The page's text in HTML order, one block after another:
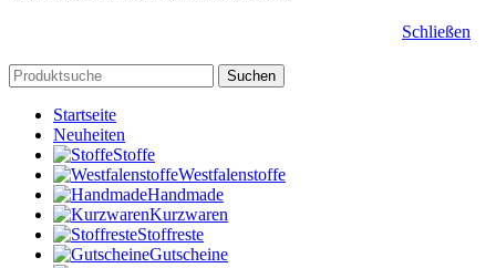
Schließen
Suchen
Startseite
Neuheiten
Stoffe
Westfalenstoffe
Handmade
Kurzwaren
Stoffreste
Gutscheine